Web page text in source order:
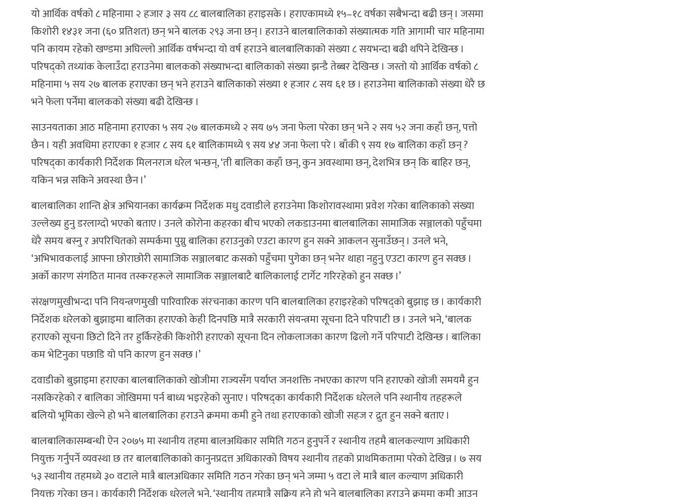
यो आर्थिक वर्षको ८ महिनामा २ हजार ३ सय ८८ बालबालिका हराइसके । हराएकामध्ये १५–१८ वर्षका सबैभन्दा बढी छन् । जसमा
किशोरी १४३१ जना (६० प्रतिशत) छन् भने बालक २९३ जना छन् । हराउने बालबालिकाको संख्यात्मक गति आगामी चार महिनामा
पनि कायम रहेको खण्डमा अघिल्लो आर्थिक वर्षभन्दा यो वर्ष हराउने बालबालिकाको संख्या ८ सयभन्दा बढी थपिने देखिन्छ ।
परिषद्को तथ्यांक केलाउँदा हराउनेमा बालकको संख्याभन्दा बालिकाको संख्या झन्डै तेब्बर देखिन्छ । जस्तो यो आर्थिक वर्षको ८
महिनामा ५ सय २७ बालक हराएका छन् भने हराउने बालिकाको संख्या १ हजार ८ सय ६१ छ । हराउनेमा बालिकाको संख्या धेरै छ
भने फेला पर्नेमा बालकको संख्या बढी देखिन्छ ।
साउनयताका आठ महिनामा हराएका ५ सय २७ बालकमध्ये २ सय ७५ जना फेला परेका छन् भने २ सय ५२ जना कहाँ छन्, पत्तो
छैन । यही अवधिमा हराएका १ हजार ८ सय ६१ बालिकामध्ये ९ सय ४४ जना फेला परे । बाँकी ९ सय १७ बालिका कहाँ छन् ?
परिषद्का कार्यकारी निर्देशक मिलनराज धरेल भन्छन्, ‘ती बालिका कहाँ छन्, कुन अवस्थामा छन्, देशभित्र छन् कि बाहिर छन्,
यकिन भन्न सकिने अवस्था छैन ।’
बालबालिका शान्ति क्षेत्र अभियानका कार्यक्रम निर्देशक मधु दवाडीले हराउनेमा किशोरावस्थामा प्रवेश गरेका बालिकाको संख्या
उल्लेख्य हुनु डरलाग्दो भएको बताए । उनले कोरोना कहरका बीच भएको लकडाउनमा बालबालिका सामाजिक सञ्जालको पहुँचमा
धेरै समय बस्नु र अपरिचितको सम्पर्कमा पुग्नु बालिका हराउनुको एउटा कारण हुन सक्ने आकलन सुनाउँछन् । उनले भने,
‘अभिभावकलाई आफ्ना छोराछोरी सामाजिक सञ्जालबाट कसको पहुँचमा पुगेका छन् भनेर थाहा नहुनु एउटा कारण हुन सक्छ ।
अर्को कारण संगठित मानव तस्करहरूले सामाजिक सञ्जालबाटै बालिकालाई टार्गेट गरिरहेको हुन सक्छ ।’
संरक्षणमुखीभन्दा पनि नियन्त्रणमुखी पारिवारिक संरचनाका कारण पनि बालबालिका हराइरहेको परिषद्को बुझाइ छ । कार्यकारी
निर्देशक धरेलको बुझाइमा बालिका हराएको केही दिनपछि मात्रै सरकारी संयन्त्रमा सूचना दिने परिपाटी छ । उनले भने, ‘बालक
हराएको सूचना छिटो दिने तर हुर्किरहेकी किशोरी हराएको सूचना दिन लोकलाजका कारण ढिलो गर्ने परिपाटी देखिन्छ । बालिका
कम भेटिनुका पछाडि यो पनि कारण हुन सक्छ ।’
दवाडीको बुझाइमा हराएका बालबालिकाको खोजीमा राज्यसँग पर्याप्त जनशक्ति नभएका कारण पनि हराएको खोजी समयमै हुन
नसकिरहेको र बालिका जोखिममा पर्न बाध्य भइरहेको सुनाए । परिषद्का कार्यकारी निर्देशक धरेलले पनि स्थानीय तहहरूले
बलियो भूमिका खेल्ने हो भने बालबालिका हराउने क्रममा कमी हुने तथा हराएकाको खोजी सहज र द्रुत हुन सक्ने बताए ।
बालबालिकासम्बन्धी ऐन २०७५ मा स्थानीय तहमा बालअधिकार समिति गठन हुनुपर्ने र स्थानीय तहमै बालकल्याण अधिकारी
नियुक्त गर्नुपर्ने व्यवस्था छ तर बालबालिकाको कानुनप्रदत्त अधिकारको विषय स्थानीय तहको प्राथमिकतामा परेको देखिन्न । ७ सय
५३ स्थानीय तहमध्ये ३० वटाले मात्रै बालअधिकार समिति गठन गरेका छन् भने जम्मा ५ वटा ले मात्रै बाल कल्याण अधिकारी